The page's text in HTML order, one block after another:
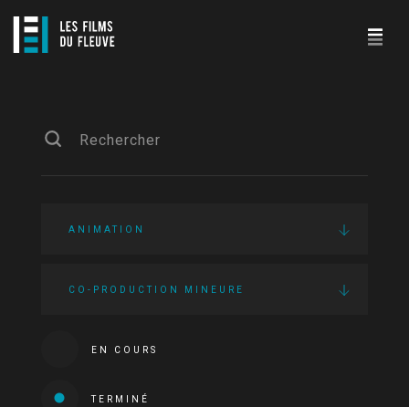
ANIMATION
CO-PRODUCTION MINEURE
EN COURS
TERMINÉ